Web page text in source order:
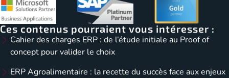
Ces contenus pourraient vous intéresser :
Cahier des charges ERP : de l’étude initiale au Proof of
concept pour valider le choix
ERP Agroalimentaire : la recette du succès face aux enjeux